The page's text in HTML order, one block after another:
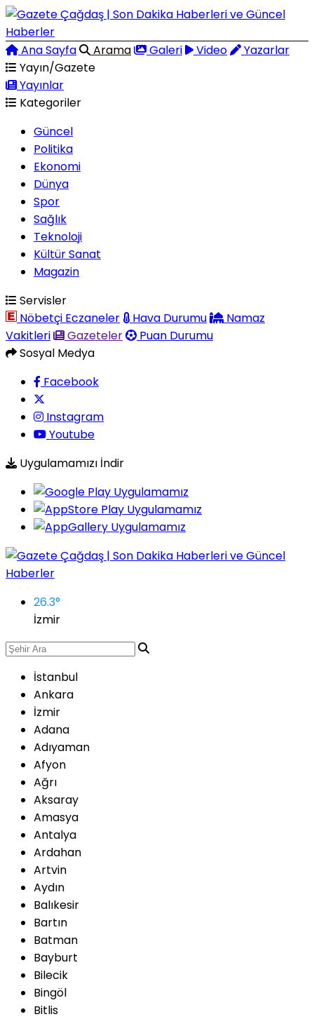
Ana Sayfa Arama Galeri Video
Yazarlar
Yayın/Gazete
Yayınlar
Kategoriler
Güncel
Politika
Ekonomi
Dünya
Spor
Sağlık
Teknoloji
Kültür Sanat
Magazin
Servisler
Nöbetçi Eczaneler
Hava Durumu
Namaz
Vakitleri
Gazeteler
Puan Durumu
Sosyal Medya
Facebook
Instagram
Youtube
Uygulamamızı İndir
26.3°
İzmir
İstanbul
Ankara
İzmir
Adana
Adıyaman
Afyon
Ağrı
Aksaray
Amasya
Antalya
Ardahan
Artvin
Aydın
Balıkesir
Bartın
Batman
Bayburt
Bilecik
Bingöl
Bitlis